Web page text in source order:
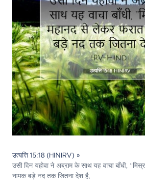
उत्पत्ति 15:18 (HINIRV) »
उसी दिन यहोवा ने अब्राम के साथ यह वाचा बाँधी,
नामक बड़े नद तक जितना देश है,